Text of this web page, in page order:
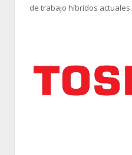
de trabajo híbridos actuales.